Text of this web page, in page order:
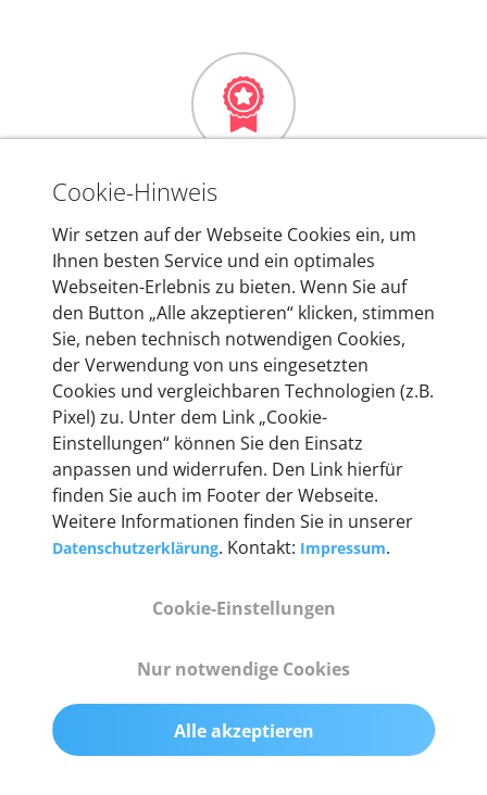
Mehr als 10 Jahre Erfahrung
In den Kfz-Diagnosegeräten von autoaid stecken
mehr als 10 Jahre Erfahrung, und auch in Zukunft
entwickeln wir unsere Produkte am Standort in
Berlin laufend weiter. Auf diese Qualität vertrauen
heute mehr als 60.000 Privatkunden und
Unternehmen.
Technische Details &
Lieferumfang
Abmessungen
Gewicht
200 g
Cookie-Hinweis
Wir setzen auf der Webseite Cookies ein, um
Ihnen besten Service und ein optimales
Webseiten-Erlebnis zu bieten. Wenn Sie auf
den Button „Alle akzeptieren“ klicken, stimmen
Sie, neben technisch notwendigen Cookies,
der Verwendung von uns eingesetzten
Cookies und vergleichbaren Technologien (z.B.
Pixel) zu. Unter dem Link „Cookie-
Einstellungen“ können Sie den Einsatz
anpassen und widerrufen. Den Link hierfür
finden Sie auch im Footer der Webseite.
Weitere Informationen finden Sie in unserer
Datenschutzerklärung. Kontakt: Impressum.
Cookie-Einstellungen
Nur notwendige Cookies
Alle akzeptieren